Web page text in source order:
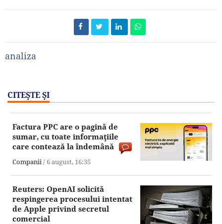
analiza
CITEŞTE ŞI
Factura PPC are o pagină de
sumar, cu toate informaţiile
care contează la îndemână
Companii /6 august, 16:35
Reuters: OpenAI solicită
respingerea procesului intentat
de Apple privind secretul
comercial